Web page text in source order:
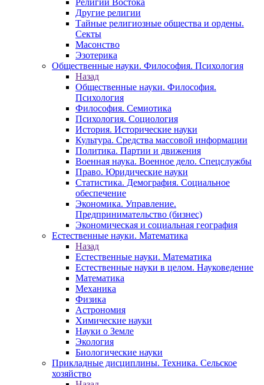
Религии Востока
Другие религии
Тайные религиозные общества и ордены.
Секты
Масонство
Эзотерика
Общественные науки. Философия. Психология
Назад
Общественные науки. Философия.
Психология
Философия. Семиотика
Психология. Социология
История. Исторические науки
Культура. Средства массовой информации
Политика. Партии и движения
Военная наука. Военное дело. Спецслужбы
Право. Юридические науки
Статистика. Демография. Социальное
обеспечение
Экономика. Управление.
Предпринимательство (бизнес)
Экономическая и социальная география
Естественные науки. Математика
Назад
Естественные науки. Математика
Естественные науки в целом. Науковедение
Математика
Механика
Физика
Астрономия
Химические науки
Науки о Земле
Экология
Биологические науки
Прикладные дисциплины. Техника. Сельское
хозяйство